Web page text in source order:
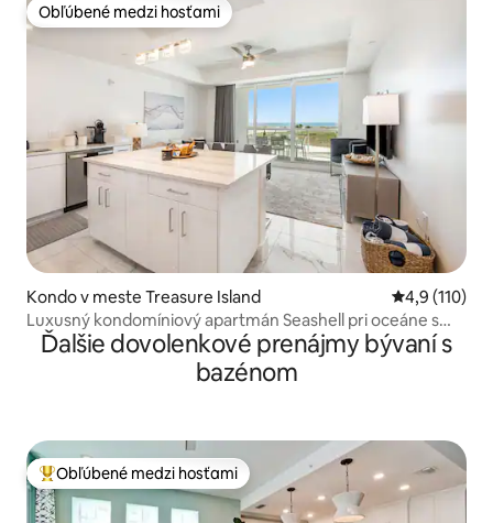
Obľúbené medzi hosťami
Obľúbené medzi hosťami
Kondo v meste Treasure Island Priemerné
4,9 (110)
Luxusný kondomíniový apartmán Seashell pri oceáne s
bazénom
Ďalšie dovolenkové prenájmy bývaní s
bazénom
Najobľúbenejšie medzi hosťami
Obľúbené medzi hosťami